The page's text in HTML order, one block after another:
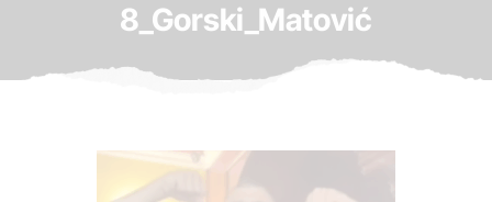
8_Gorski_Matović